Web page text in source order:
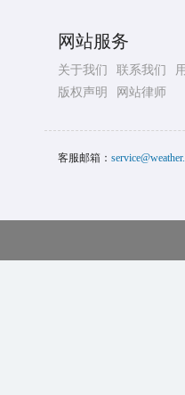
网站服务
关于我们 联系我们
版权声明
网站律师
客服邮箱：